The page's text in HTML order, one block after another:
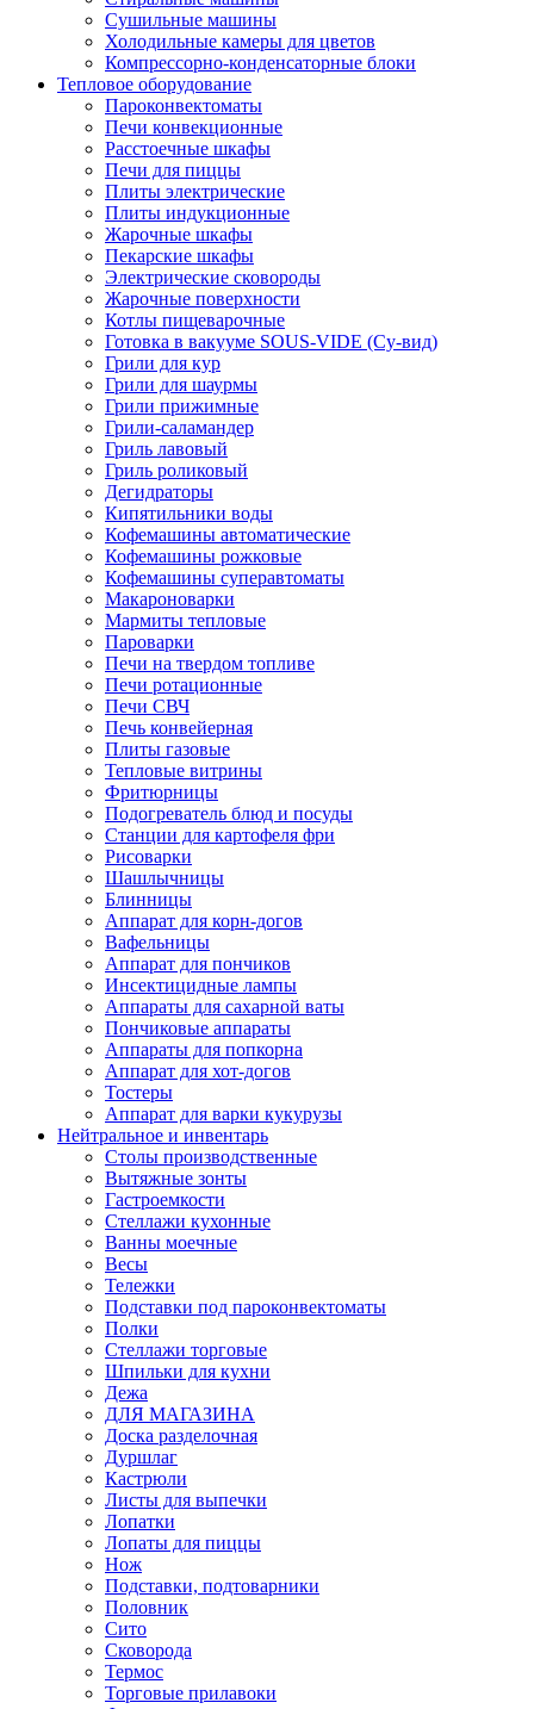
Сушильные машины
Холодильные камеры для цветов
Компрессорно-конденсаторные блоки
Тепловое оборудование
Пароконвектоматы
Печи конвекционные
Расстоечные шкафы
Печи для пиццы
Плиты электрические
Плиты индукционные
Жарочные шкафы
Пекарские шкафы
Электрические сковороды
Жарочные поверхности
Котлы пищеварочные
Готовка в вакууме SOUS-VIDE (Су-вид)
Грили для кур
Грили для шаурмы
Грили прижимные
Грили-саламандер
Гриль лавовый
Гриль роликовый
Дегидраторы
Кипятильники воды
Кофемашины автоматические
Кофемашины рожковые
Кофемашины суперавтоматы
Макароноварки
Мармиты тепловые
Пароварки
Печи на твердом топливе
Печи ротационные
Печи СВЧ
Печь конвейерная
Плиты газовые
Тепловые витрины
Фритюрницы
Подогреватель блюд и посуды
Станции для картофеля фри
Рисоварки
Шашлычницы
Блинницы
Аппарат для корн-догов
Вафельницы
Аппарат для пончиков
Инсектицидные лампы
Аппараты для сахарной ваты
Пончиковые аппараты
Аппараты для попкорна
Аппарат для хот-догов
Тостеры
Аппарат для варки кукурузы
Нейтральное и инвентарь
Столы производственные
Вытяжные зонты
Гастроемкости
Стеллажи кухонные
Ванны моечные
Весы
Тележки
Подставки под пароконвектоматы
Полки
Стеллажи торговые
Шпильки для кухни
Дежа
ДЛЯ МАГАЗИНА
Доска разделочная
Дуршлаг
Кастрюли
Листы для выпечки
Лопатки
Лопаты для пиццы
Нож
Подставки, подтоварники
Половник
Сито
Сковорода
Термос
Торговые прилавоки